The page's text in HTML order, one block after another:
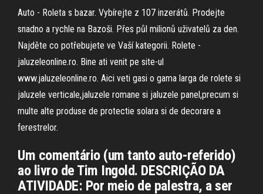
Auto - Roleta s bazar. Vybírejte z 107 inzerátů. Prodejte
snadno a rychle na Bazoši. Přes půl milionů uživatelů za den.
Najděte co potřebujete ve Vaší kategorii. Rolete -
jaluzeleonline.ro. Bine ati venit pe site-ul
www.jaluzeleonline.ro. Aici veti gasi o gama larga de rolete si
jaluzele verticale,jaluzele romane si jaluzele panel,precum si
multe alte produse de protectie solara si de decorare a
ferestrelor.
Um comentário (um tanto auto-referido)
ao livro de Tim Ingold. DESCRIÇÃO DA
ATIVIDADE: Por meio de palestra, a ser